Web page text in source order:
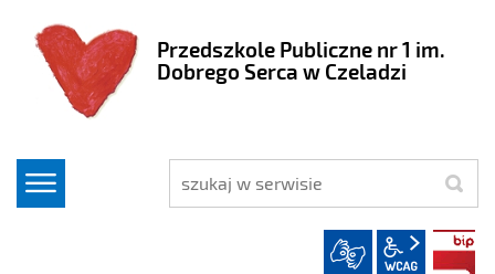
Przedszkole Publiczne nr 1 im.
Dobrego Serca w Czeladzi
szukaj
wcag2.1